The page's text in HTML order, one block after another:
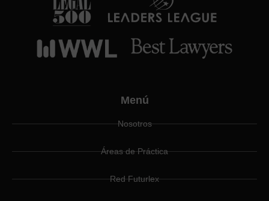
Menú
Nosotros
Áreas de Práctica
Red Futurlex